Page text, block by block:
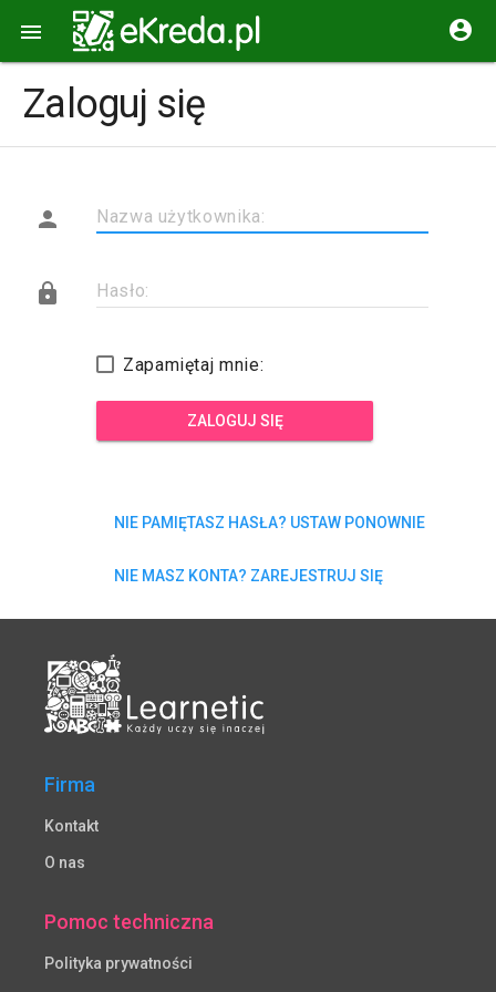


Zaloguj się
 Nazwa użytkownika:
 Hasło:
Zapamiętaj mnie:
ZALOGUJ SIĘ
NIE PAMIĘTASZ HASŁA? USTAW PONOWNIE
NIE MASZ KONTA? ZAREJESTRUJ SIĘ
Firma
Kontakt
O nas
Pomoc techniczna
Polityka prywatności